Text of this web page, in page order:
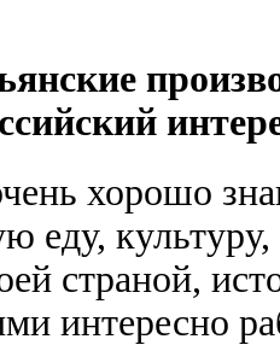
хорошо
еду,
страной,
интересно